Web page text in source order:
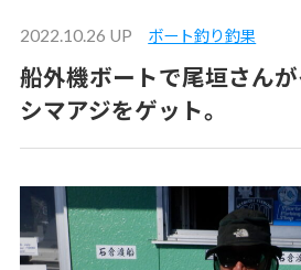
2022.10.26 UP ボート釣り釣果
船外機ボートで尾垣さんが
シマアジをゲット。